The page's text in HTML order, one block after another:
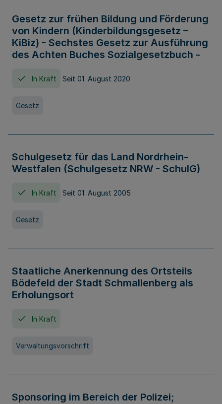
Gesetz zur frühen Bildung und Förderung
von Kindern (Kinderbildungsgesetz –
KiBiz) - Sechstes Gesetz zur Ausführung
des Achten Buches Sozialgesetzbuch -
In Kraft Seit 01. August 2020
Gesetz
Schulgesetz für das Land Nordrhein-
Westfalen (Schulgesetz NRW - SchulG)
In Kraft Seit 01. August 2005
Gesetz
Staatliche Anerkennung des Ortsteils
Bödefeld der Stadt Schmallenberg als
Erholungsort
In Kraft
Verwaltungsvorschrift
Sponsoring im Bereich der Polizei;